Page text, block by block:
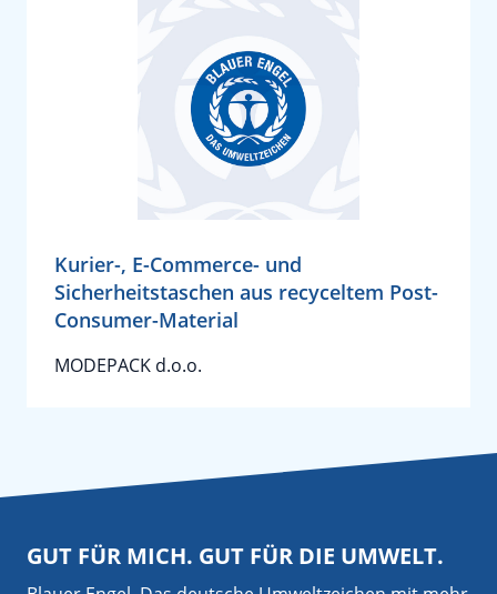
Kurier-, E-Commerce- und
Sicherheitstaschen aus recyceltem Post-
Consumer-Material
MODEPACK d.o.o.
GUT FÜR MICH. GUT FÜR DIE UMWELT.